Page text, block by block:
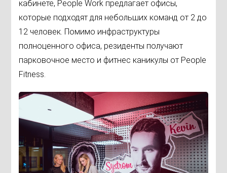
кабинете, People Work предлагает офисы,
которые подходят для небольших команд от 2 до
12 человек. Помимо инфраструктуры
полноценного офиса, резиденты получают
парковочное место и фитнес каникулы от People
Fitness.